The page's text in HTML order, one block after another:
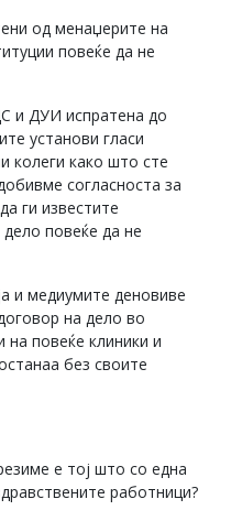
од менаџерите на
повеќе да не
и ДУИ испратена до
установи гласи
колеги како што сте
согласноста за
ги известите
повеќе да не
и медиумите деновиве
на дело во
на повеќе клиники и
без своите
е тој што со една
работници?